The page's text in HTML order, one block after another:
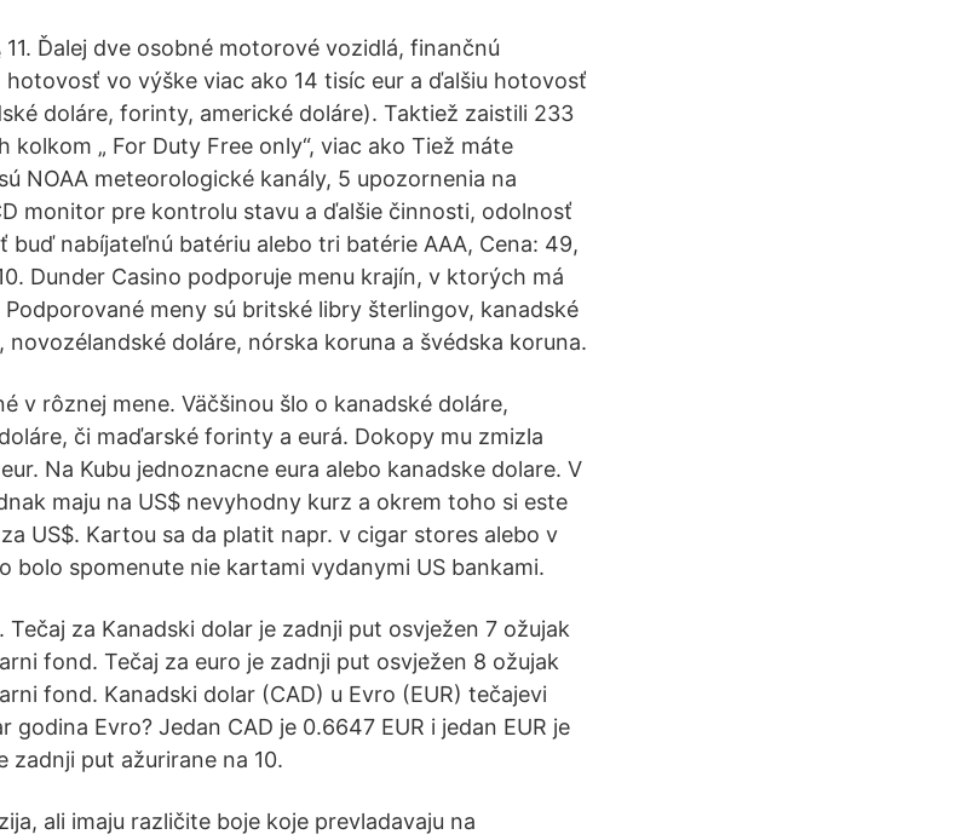
11. Ďalej dve osobné motorové vozidlá, finančnú
hotovosť vo výške viac ako 14 tisíc eur a ďalšiu hotovosť
doláre, forinty, americké doláre). Taktiež zaistili 233
„ For Duty Free only“, viac ako Tiež máte
NOAA meteorologické kanály, 5 upozornenia na
monitor pre kontrolu stavu a ďalšie činnosti, odolnosť
nabíjateľnú batériu alebo tri batérie AAA, Cena: 49,
Dunder Casino podporuje menu krajín, v ktorých má
meny sú britské libry šterlingov, kanadské
novozélandské doláre, nórska koruna a švédska koruna.
v rôznej mene. Väčšinou šlo o kanadské doláre,
či maďarské forinty a eurá. Dokopy mu zmizla
Na Kubu jednoznacne eura alebo kanadske dolare. V
maju na US$ nevyhodny kurz a okrem toho si este
US$. Kartou sa da platit napr. v cigar stores alebo v
bolo spomenute nie kartami vydanymi US bankami.
Tečaj za Kanadski dolar je zadnji put osvježen 7 ožujak
fond. Tečaj za euro je zadnji put osvježen 8 ožujak
fond. Kanadski dolar (CAD) u Evro (EUR) tečajevi
godina Evro? Jedan CAD je 0.6647 EUR i jedan EUR je
zadnji put ažurirane na 10.
ali imaju različite boje koje prevladavaju na